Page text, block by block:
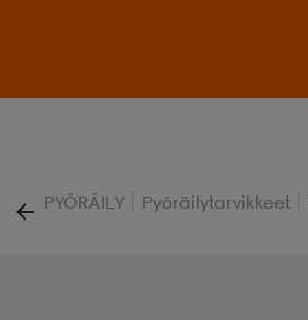
PYÖRÄILY | Pyöräilytarvikkeet |